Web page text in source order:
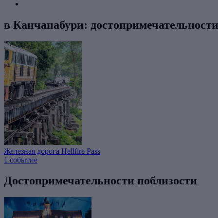
в Канчанабури: достопримечательности
Железная дорога Hellfire Pass
1 событие
Достопримечательности поблизости